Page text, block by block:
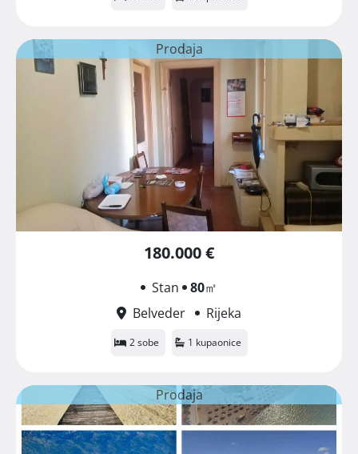
Prodaja
180.000 €
Stan 80㎡
Belveder
Rijeka
2 sobe 1 kupaonice
Prodaja